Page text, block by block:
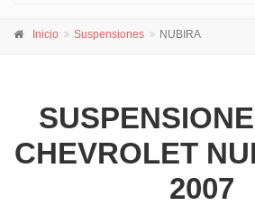
Inicio Suspensiones NUBIRA
CHEVROLET
2007